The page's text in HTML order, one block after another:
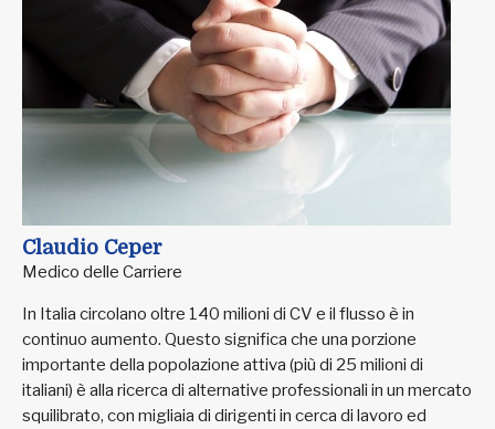
Claudio Ceper
Medico delle Carriere
In Italia circolano oltre 140 milioni di CV e il flusso è in
continuo aumento. Questo significa che una porzione
importante della popolazione attiva (più di 25 milioni di
italiani) è alla ricerca di alternative professionali in un mercato
squilibrato, con migliaia di dirigenti in cerca di lavoro ed